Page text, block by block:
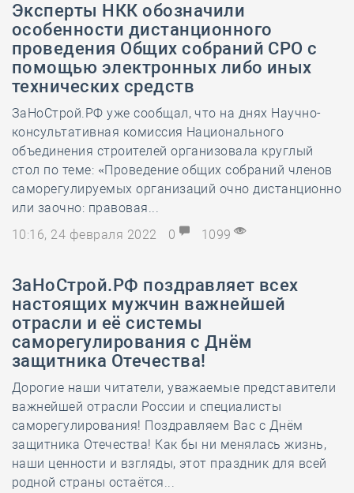
Эксперты НКК обозначили
особенности дистанционного
проведения Общих собраний СРО с
помощью электронных либо иных
технических средств
ЗаНоСтрой.РФ уже сообщал, что на днях Научно-
консультативная комиссия Национального
объединения строителей организовала круглый
стол по теме: «Проведение общих собраний членов
саморегулируемых организаций очно дистанционно
или заочно: правовая...
10:16, 24 февраля 2022
0 1099
ЗаНоСтрой.РФ поздравляет всех
настоящих мужчин важнейшей
отрасли и её системы
саморегулирования с Днём
защитника Отечества!
Дорогие наши читатели, уважаемые представители
важнейшей отрасли России и специалисты
саморегулирования! Поздравляем Вас с Днём
защитника Отечества! Как бы ни менялась жизнь,
наши ценности и взгляды, этот праздник для всей
родной страны остаётся...